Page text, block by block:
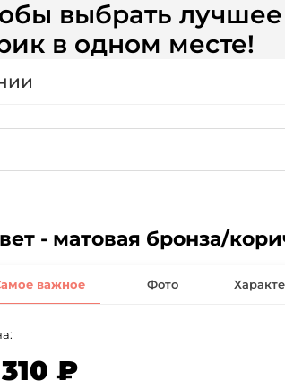
выбрать
в одном месте!
- матовая бронза/
важное Фото
₽